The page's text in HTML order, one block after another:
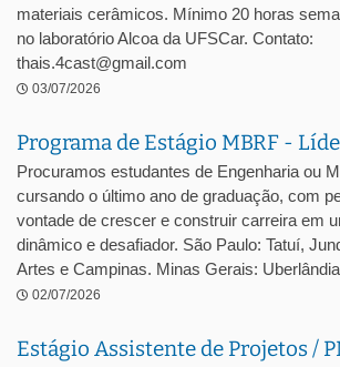
materiais cerâmicos. Mínimo 20 horas
no laboratório Alcoa da UFSCar. Contato:
thais.4cast@gmail.com
03/07/2026
Programa de Estágio MBRF -
Procuramos estudantes de Engenharia ou
cursando o último ano de graduação, com
vontade de crescer e construir carreira em
dinâmico e desafiador. São Paulo: Tatuí,
Artes e Campinas. Minas Gerais:
02/07/2026
Estágio Assistente de Projetos /